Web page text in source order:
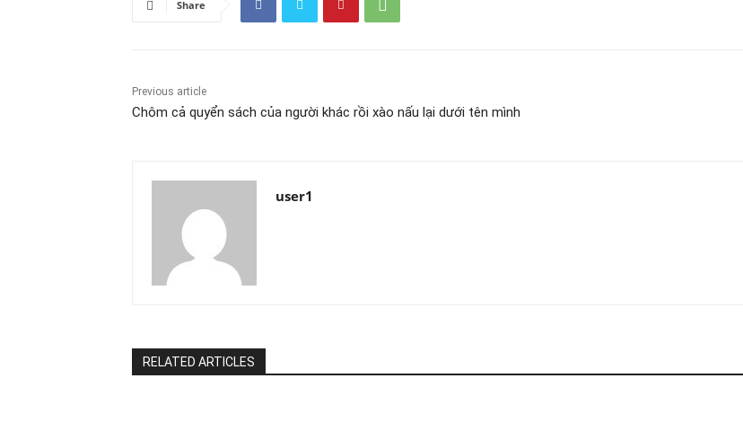
Share
Previous article
Chôm cả quyển sách của người khác rồi xào nấu lại dưới tên mình
user1
RELATED ARTICLES